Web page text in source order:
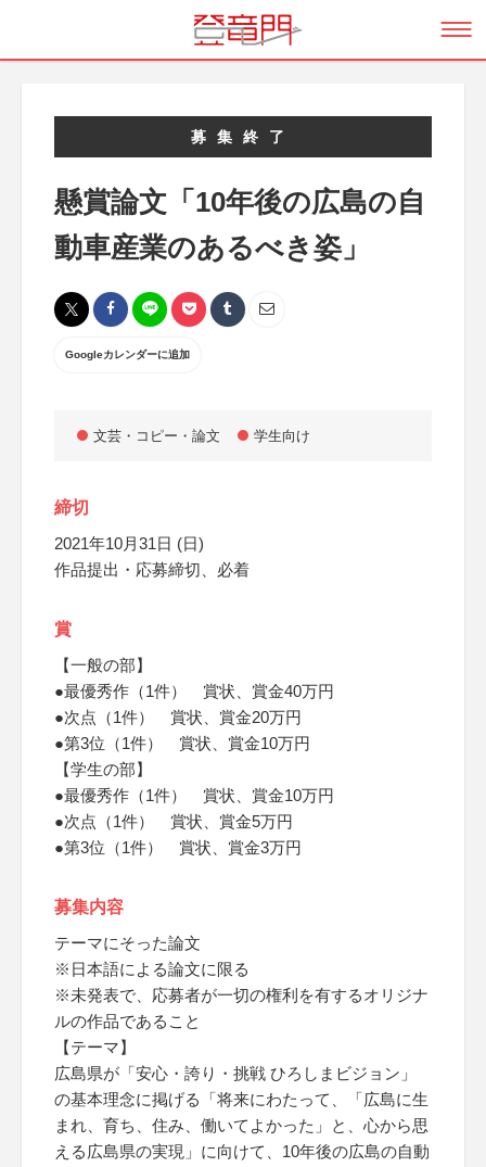
募集終了
懸賞論文「10年後の広島の自
動車産業のあるべき姿」
Googleカレンダーに追加
文芸・コピー・論文 学生向け
締切
2021年10月31日 (日)
作品提出・応募締切、必着
賞
【一般の部】
●最優秀作（1件） 賞状、賞金40万円
●次点（1件） 賞状、賞金20万円
●第3位（1件） 賞状、賞金10万円
【学生の部】
●最優秀作（1件） 賞状、賞金10万円
●次点（1件） 賞状、賞金5万円
●第3位（1件） 賞状、賞金3万円
募集内容
テーマにそった論文
※日本語による論文に限る
※未発表で、応募者が一切の権利を有するオリジナ
ルの作品であること
【テーマ】
広島県が「安心・誇り・挑戦 ひろしまビジョン」
の基本理念に掲げる「将来にわたって、「広島に生
まれ、育ち、住み、働いてよかった」と、心から思
える広島県の実現」に向けて、10年後の広島の自動